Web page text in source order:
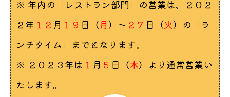
※ 年内の「レストラン部門」の営業は、２０２
２年 １２ 月 １９ 日（月）〜 ２７ 日（火）の「ラ
ンチタイム」までとなります。
※ ２０２３年は １ 月 ５ 日（木）より通常営業い
たします。